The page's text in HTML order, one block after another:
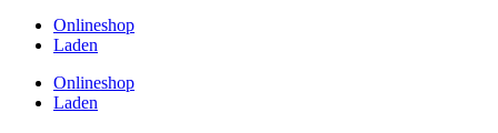
Onlineshop
Laden
Onlineshop
Laden